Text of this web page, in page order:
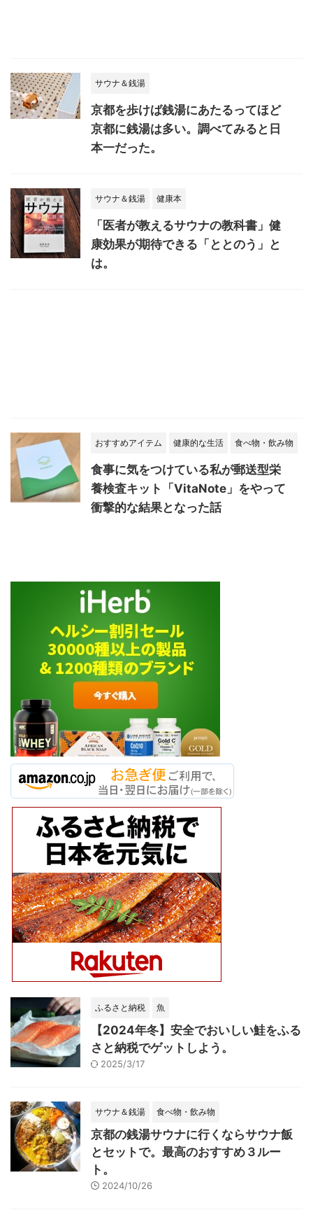
サウナ＆銭湯
京都を歩けば銭湯にあたるってほど
京都に銭湯は多い。調べてみると日
本一だった。
サウナ＆銭湯 健康本
「医者が教えるサウナの教科書」健
康効果が期待できる「ととのう」と
は。
おすすめアイテム 健康的な生活 食べ物・飲み物
食事に気をつけている私が郵送型栄
養検査キット「VitaNote」をやって
衝撃的な結果となった話
ふるさと納税 魚
【2024年冬】安全でおいしい鮭をふる
さと納税でゲットしよう。
2025/3/17
サウナ＆銭湯 食べ物・飲み物
京都の銭湯サウナに行くならサウナ飯
とセットで。最高のおすすめ３ルー
ト。
2024/10/26